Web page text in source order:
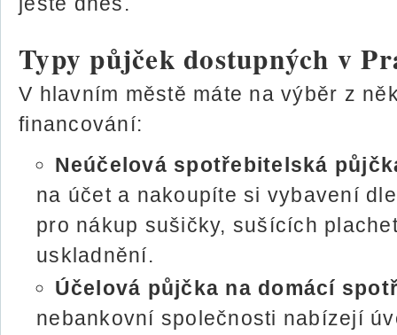
Typy půjček dostupných v
V hlavním městě máte na výběr z
financování:
Neúčelová spotřebitelská
na účet a nakoupíte si vybavení
pro nákup sušičky, sušících
uskladnění.
Účelová půjčka na domácí
nebankovní společnosti nabízejí